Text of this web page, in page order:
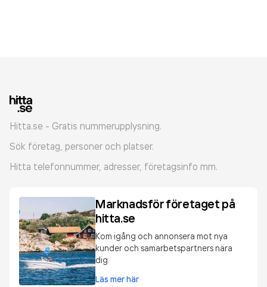
Hitta.se - Gratis nummerupplysning.
Sök företag, personer och platser.
Hitta telefonnummer, adresser, företagsinfo mm.
Marknadsför företaget på
hitta.se
Kom igång och annonsera mot nya
kunder och samarbetspartners nära
dig.
Läs mer här